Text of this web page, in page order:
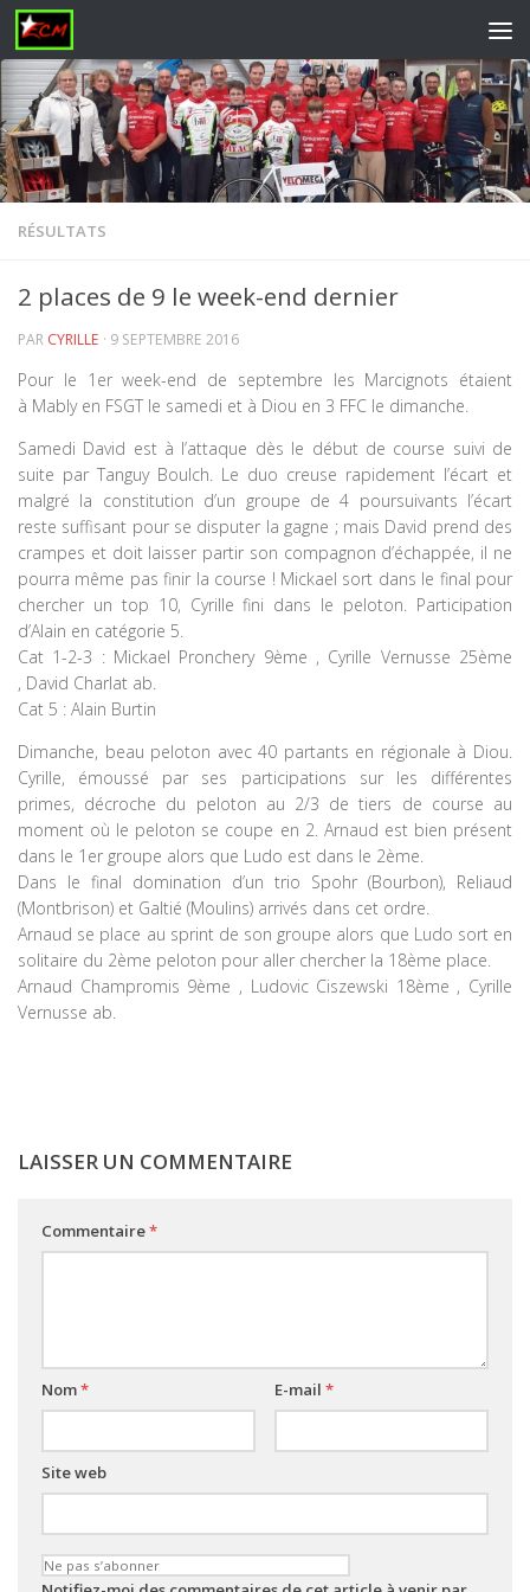
Skip to content
RÉSULTATS
2 places de 9 le week-end dernier
PAR CYRILLE · 9 SEPTEMBRE 2016
Pour le 1er week-end de septembre les Marcignots étaient
à Mably en FSGT le samedi et à Diou en 3 FFC le dimanche.
Samedi David est à l’attaque dès le début de course suivi de
suite par Tanguy Boulch. Le duo creuse rapidement l’écart et
malgré la constitution d’un groupe de 4 poursuivants l’écart
reste suffisant pour se disputer la gagne ; mais David prend des
crampes et doit laisser partir son compagnon d’échappée, il ne
pourra même pas finir la course ! Mickael sort dans le final pour
chercher un top 10, Cyrille fini dans le peloton. Participation
d’Alain en catégorie 5.
Cat 1-2-3 : Mickael Pronchery 9ème , Cyrille Vernusse 25ème
, David Charlat ab.
Cat 5 : Alain Burtin
Dimanche, beau peloton avec 40 partants en régionale à Diou.
Cyrille, émoussé par ses participations sur les différentes
primes, décroche du peloton au 2/3 de tiers de course au
moment où le peloton se coupe en 2. Arnaud est bien présent
dans le 1er groupe alors que Ludo est dans le 2ème.
Dans le final domination d’un trio Spohr (Bourbon), Reliaud
(Montbrison) et Galtié (Moulins) arrivés dans cet ordre.
Arnaud se place au sprint de son groupe alors que Ludo sort en
solitaire du 2ème peloton pour aller chercher la 18ème place.
Arnaud Champromis 9ème , Ludovic Ciszewski 18ème , Cyrille
Vernusse ab.
LAISSER UN COMMENTAIRE
Commentaire*
Nom* E-mail *
Site web